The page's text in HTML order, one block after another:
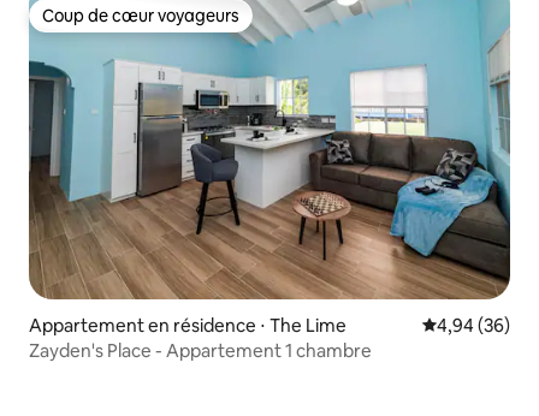
Coup de cœur voyageurs
Coup de cœur voyageurs
Appartement en résidence ⋅ The Lime Évaluation
4,94 (36)
Zayden's Place - Appartement 1 chambre